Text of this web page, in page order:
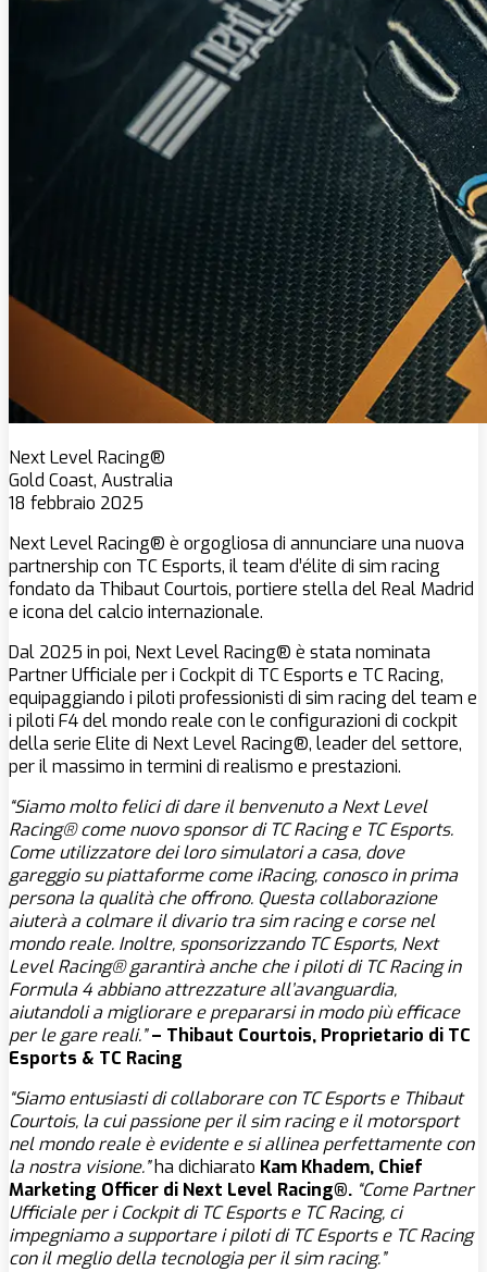
Next Level Racing®
Gold Coast, Australia
18 febbraio 2025
Next Level Racing® è orgogliosa di annunciare una nuova
partnership con TC Esports, il team d’élite di sim racing
fondato da Thibaut Courtois, portiere stella del Real Madrid
e icona del calcio internazionale.
Dal 2025 in poi, Next Level Racing® è stata nominata
Partner Ufficiale per i Cockpit di TC Esports e TC Racing,
equipaggiando i piloti professionisti di sim racing del team e
i piloti F4 del mondo reale con le configurazioni di cockpit
della serie Elite di Next Level Racing®, leader del settore,
per il massimo in termini di realismo e prestazioni.
“Siamo molto felici di dare il benvenuto a Next Level
Racing® come nuovo sponsor di TC Racing e TC Esports.
Come utilizzatore dei loro simulatori a casa, dove
gareggio su piattaforme come iRacing, conosco in prima
persona la qualità che offrono. Questa collaborazione
aiuterà a colmare il divario tra sim racing e corse nel
mondo reale. Inoltre, sponsorizzando TC Esports, Next
Level Racing® garantirà anche che i piloti di TC Racing in
Formula 4 abbiano attrezzature all’avanguardia,
aiutandoli a migliorare e prepararsi in modo più efficace
per le gare reali.” – Thibaut Courtois, Proprietario di TC
Esports & TC Racing
“Siamo entusiasti di collaborare con TC Esports e Thibaut
Courtois, la cui passione per il sim racing e il motorsport
nel mondo reale è evidente e si allinea perfettamente con
la nostra visione.”ha dichiarato Kam Khadem, Chief
Marketing Officer di Next Level Racing®. “Come Partner
Ufficiale per i Cockpit di TC Esports e TC Racing, ci
impegniamo a supportare i piloti di TC Esports e TC Racing
con il meglio della tecnologia per il sim racing.”